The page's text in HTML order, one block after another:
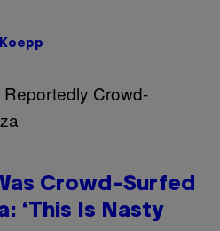
Crowd-Surfed
‘This Is Nasty